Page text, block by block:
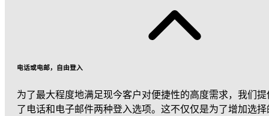
电话或电邮，自由登入
为了最大程度地满足现今客户对便捷性的高度需求，我们提
了电话和电子邮件两种登入选项。这不仅仅是为了增加选择